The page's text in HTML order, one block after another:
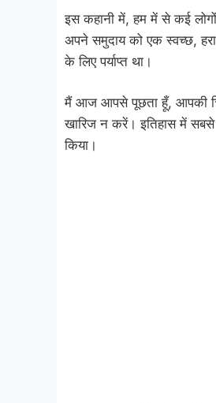
इस कहानी में, हम में से कई
अपने समुदाय को एक स्वच्छ,
के लिए पर्याप्त था।
मैं आज आपसे पूछता हूँ, आपकी
खारिज न करें। इतिहास में सबसे
किया।